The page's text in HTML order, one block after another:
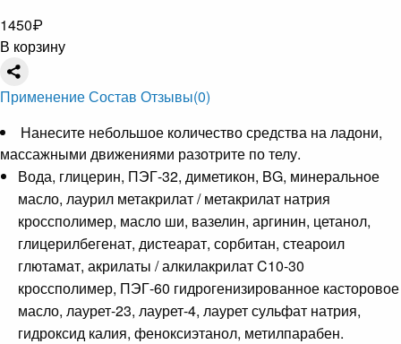
1450₽
В корзину
ПрименениеСостав Отзывы(0)
Нанесите небольшое количество средства на ладони,
массажными движениями разотрите по телу.
Вода, глицерин, ПЭГ-32, диметикон, BG, минеральное
масло, лаурил метакрилат / метакрилат натрия
кроссполимер, масло ши, вазелин, аргинин, цетанол,
глицерилбегенат, дистеарат, сорбитан, стеароил
глютамат, акрилаты / алкилакрилат C10-30
кроссполимер, ПЭГ-60 гидрогенизированное касторовое
масло, лаурет-23, лаурет-4, лаурет сульфат натрия,
гидроксид калия, феноксиэтанол, метилпарабен.